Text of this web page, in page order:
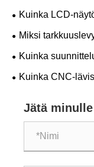
parantaa
Kuinka LCD-
näyttölaitteiden
Miksi
painon
Kuinka
koskevat
Kuinka CNC-
Jätä